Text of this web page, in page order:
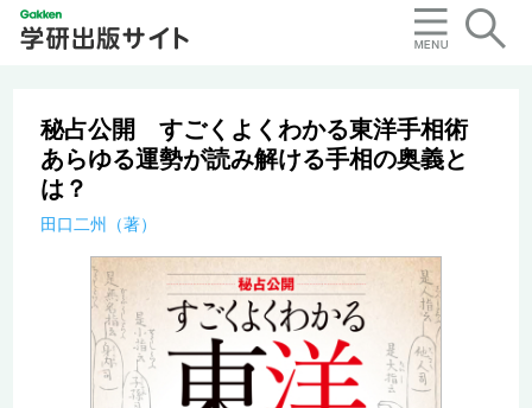
秘占公開 すごくよくわかる東洋手相術
あらゆる運勢が読み解ける手相の奥義と
は？
田口二州（著）